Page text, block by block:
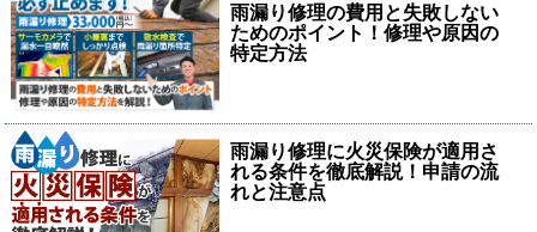
雨漏り修理の費用と失敗しない
ためのポイント！修理や原因の
特定方法
雨漏り修理に火災保険が適用さ
れる条件を徹底解説！申請の流
れと注意点